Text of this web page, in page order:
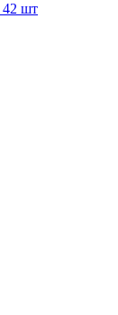
42 шт